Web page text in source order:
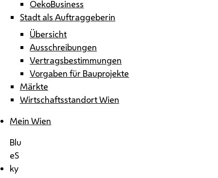
OekoBusiness
Stadt als Auftraggeberin
Übersicht
Ausschreibungen
Vertragsbestimmungen
Vorgaben für Bauprojekte
Märkte
Wirtschaftsstandort Wien
Mein Wien
Blu
eS
ky